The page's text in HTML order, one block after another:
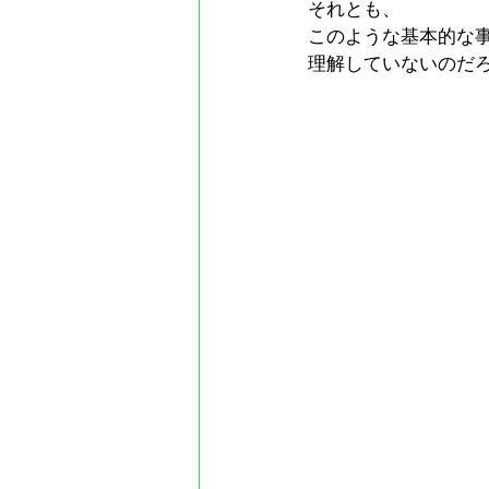
それとも、
このような基本的な
理解していないのだ